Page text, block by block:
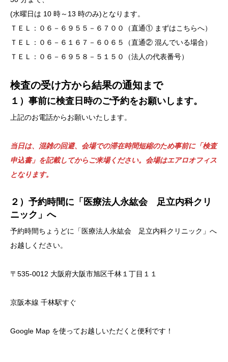
(水曜日は 10 時～13 時のみ)となります。
ＴＥＬ：０６－６９５５－６７００（直通① まずはこちらへ）
ＴＥＬ：０６－６１６７－６０６５（直通② 混んでいる場合）
ＴＥＬ：０６－６９５８－５１５０（法人の代表番号）
検査の受け方から結果の通知まで
１）事前に検査日時のご予約をお願いします。
上記のお電話からお願いいたします。
当日は、混雑の回避、会場での滞在時間短縮のため事前に「検査
申込書」を記載してからご来場ください。会場はエアロオフィス
となります。
２）予約時間に「医療法人永紘会 足立内科クリ
ニック」へ
予約時間ちょうどに「医療法人永紘会 足立内科クリニック」へ
お越しください。
〒535-0012 大阪府大阪市旭区千林１丁目１１
京阪本線 千林駅すぐ
Google Map を使ってお越しいただくと便利です！